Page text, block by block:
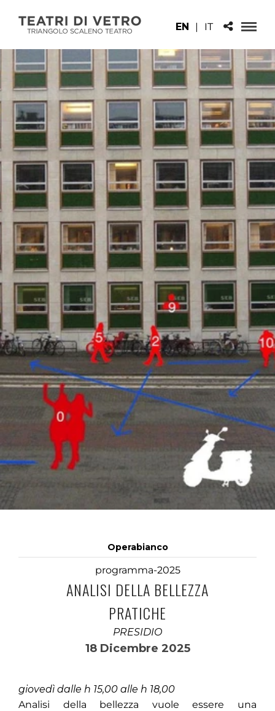
EN | IT
Operabianco
programma-2025
ANALISI DELLA BELLEZZA
PRATICHE
PRESIDIO
18 Dicembre 2025
giovedì dalle h 15,00 alle h 18,00
Analisi della bellezza vuole essere una